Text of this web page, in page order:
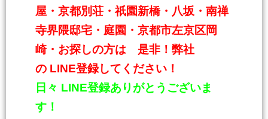
屋・京都別荘・祇園新橋・八坂・南禅
寺界隈邸宅・庭園・京都市左京区岡
崎・お探しの方は 是非！弊社
の LINE登録してください！
日々 LINE登録ありがとうございま
す！